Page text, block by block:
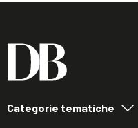
Categorie tematiche